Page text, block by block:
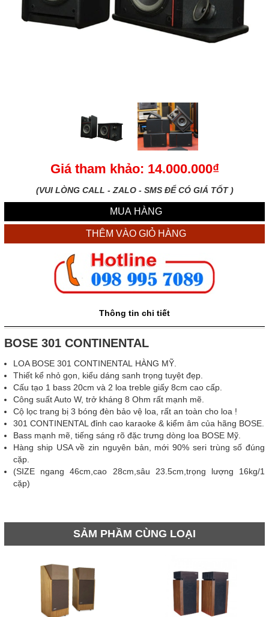
Giá tham khảo: 14.000.000₫
(VUI LÒNG CALL - ZALO - SMS ĐỂ CÓ GIÁ TỐT )
MUA HÀNG
THÊM VÀO GIỎ HÀNG
Thông tin chi tiết
BOSE 301 CONTINENTAL
LOA BOSE 301 CONTINENTAL HÀNG MỸ.
Thiết kể nhỏ gọn, kiểu dáng sanh trọng tuyệt đẹp.
Cấu tạo 1 bass 20cm và 2 loa treble giấy 8cm cao cấp.
Công suất Auto W, trở kháng 8 Ohm rất mạnh mẽ.
Cộ lọc trang bị 3 bóng đèn bảo vệ loa, rất an toàn cho loa !
301 CONTINENTAL đỉnh cao karaoke & kiểm âm của hãng BOSE.
Bass mạnh mẽ, tiếng sáng rõ đặc trưng dòng loa BOSE Mỹ.
Hàng ship USA về zin nguyên bản, mới 90% seri trùng số đúng
cặp.
(SIZE ngang 46cm,cao 28cm,sâu 23.5cm,trọng lượng 16kg/1
cặp)
SẢM PHẦM CÙNG LOẠI